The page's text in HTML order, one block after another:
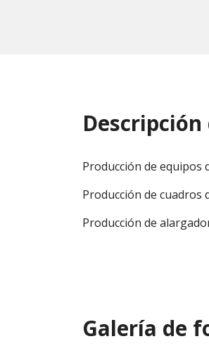
Producción de equipos
Producción de cuadros
Producción de
Galería de